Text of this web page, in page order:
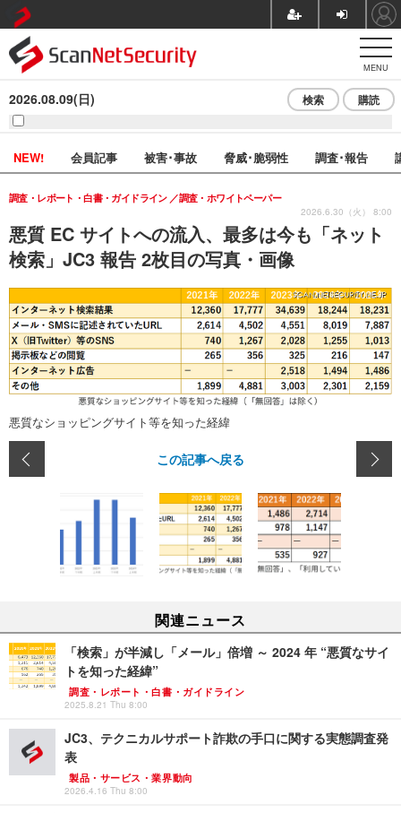
MENU
2026.08.09(日) 検索 購読
NEW! 会員記事 被害･事故 脅威･脆弱性 調査･報告
悪質 EC サイトへの流入、最多は今も「ネット
検索」JC3 報告 2枚目の写真・画像
調査・レポート・白書・ガイドライン 調査・ホワイトペーパー
2026.6.30（火） 8:00
悪質なショッピングサイト等を知った経緯
この記事へ戻る
関連ニュース
「検索」が半減し「メール」倍増 ～ 2024 年 “悪質なサイ
トを知った経緯”
調査・レポート・白書・ガイドライン
2025.8.21 Thu 8:00
JC3、テクニカルサポート詐欺の手口に関する実態調査発
表
製品・サービス・業界動向
2026.4.16 Thu 8:00